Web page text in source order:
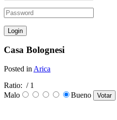
Casa Bolognesi
Posted in Arica
Ratio: / 1
Malo
Bueno